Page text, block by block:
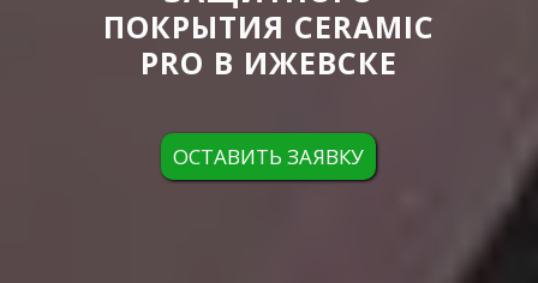
ПОКРЫТИЯ CERAMIC
PRO В ИЖЕВСКЕ
ОСТАВИТЬ ЗАЯВКУ